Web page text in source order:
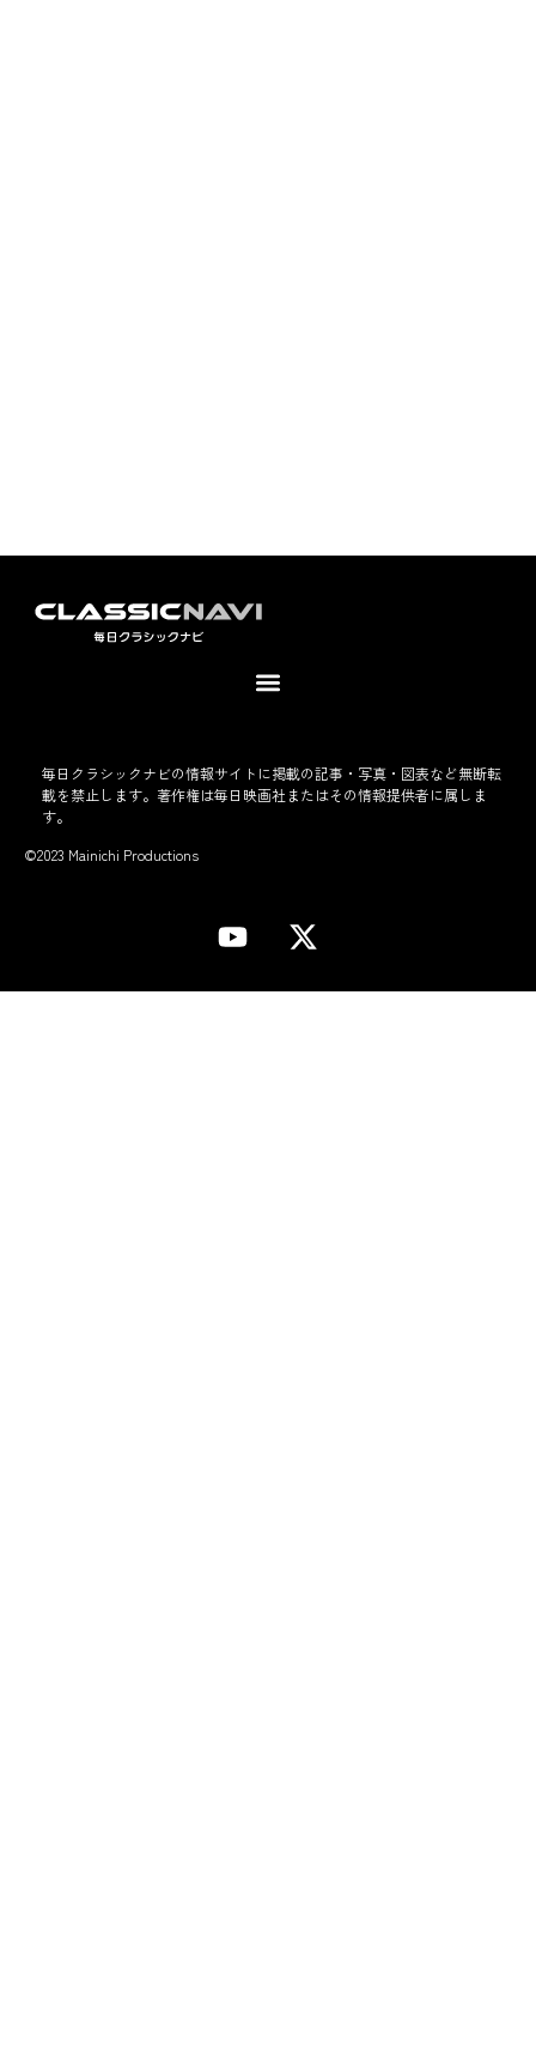
毎日クラシックナビの情報サイトに掲載の記事・写真・図表など無断転
載を禁止します。著作権は毎日映画社またはその情報提供者に属しま
す。
©2023 Mainichi Productions